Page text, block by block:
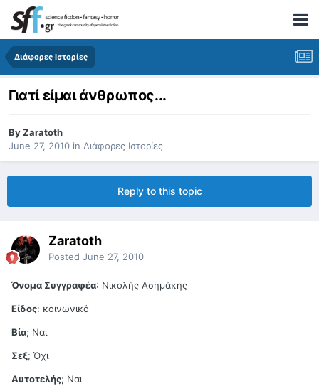
Διάφορες Ιστορίες
Γιατί είμαι άνθρωπος...
ByZaratoth
June 27, 2010 in Διάφορες Ιστορίες
Reply to this topic
Zaratoth
Posted June 27, 2010
Όνομα Συγγραφέα: Νικολής Ασημάκης
Είδος: κοινωνικό
Βία; Ναι
Σεξ; Όχι
Αυτοτελής; Ναι